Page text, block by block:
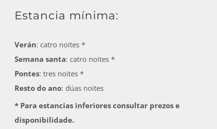
Estancia mínima:
Verán: catro noites *
Semana santa: catro noites *
Pontes: tres noites *
Resto do ano: dúas noites
* Para estancias inferiores consultar prezos e
disponibilidade.